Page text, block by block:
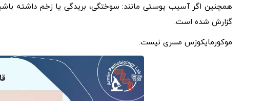
گزارش شده است.
موکورمایکوزس مسری نیست.